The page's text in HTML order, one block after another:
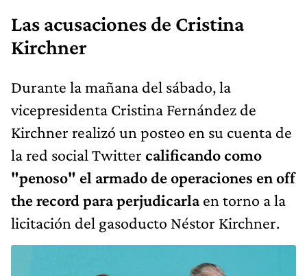
Las acusaciones de Cristina
Kirchner
Durante la mañana del sábado, la
vicepresidenta Cristina Fernández de
Kirchner realizó un posteo en su cuenta de
la red social Twitter calificando como
"penoso" el armado de operaciones en off
the record para perjudicarlaen torno a la
licitación del gasoducto Néstor Kirchner.